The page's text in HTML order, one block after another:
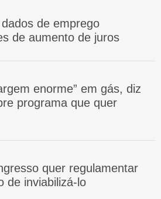
de emprego
de aumento de juros
enorme” em gás, diz
programa que quer
quer regulamentar
de inviabilizá-lo